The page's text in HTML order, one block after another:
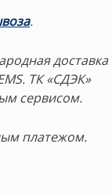
.
доставка
ТК «СДЭК»
сервисом.
платежом.